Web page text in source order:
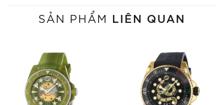
SẢN PHẨM LIÊN QUAN